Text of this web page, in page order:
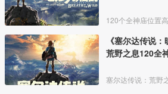
120个全神庙位置
《塞尔达传说
荒野之息120全
塞尔达传说：荒野